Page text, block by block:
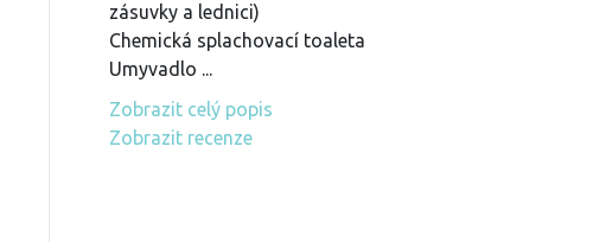
zásuvky a lednici)
Chemická splachovací toaleta
Umyvadlo ...
Zobrazit celý popis
Zobrazit recenze